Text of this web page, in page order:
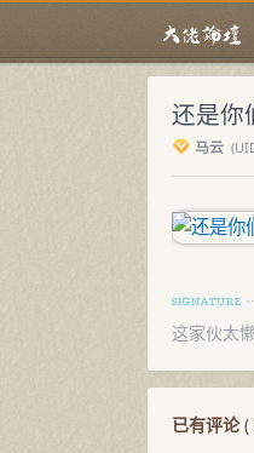
还是你
马云 (
这家伙太
已有评论(